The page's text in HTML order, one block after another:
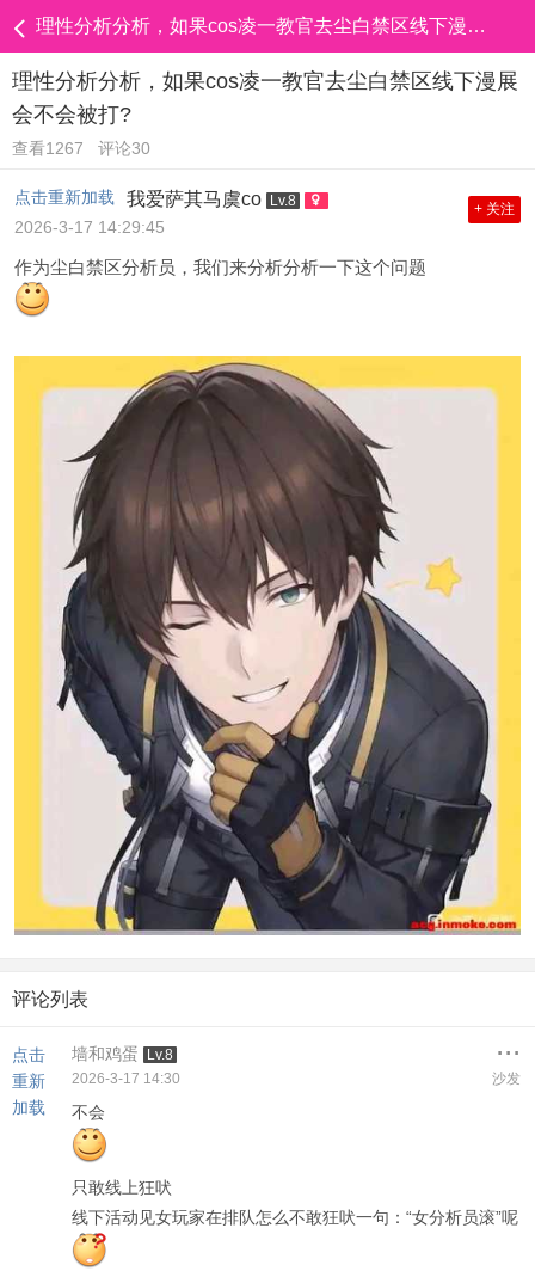
理性分析分析，如果cos凌一教官去尘白禁区线下漫展会不会被打?
理性分析分析，如果cos凌一教官去尘白禁区线下漫展
会不会被打?
查看1267 评论30
点击重新加载 我爱萨其马虞co Lv.8
2026-3-17 14:29:45
+ 关注
作为尘白禁区分析员，我们来分析分析一下这个问题
评论列表
点击
重新
加载
墙和鸡蛋 Lv.8 ...
2026-3-17 14:30 沙发
不会
只敢线上狂吠
线下活动见女玩家在排队怎么不敢狂吠一句：“女分析员滚”呢